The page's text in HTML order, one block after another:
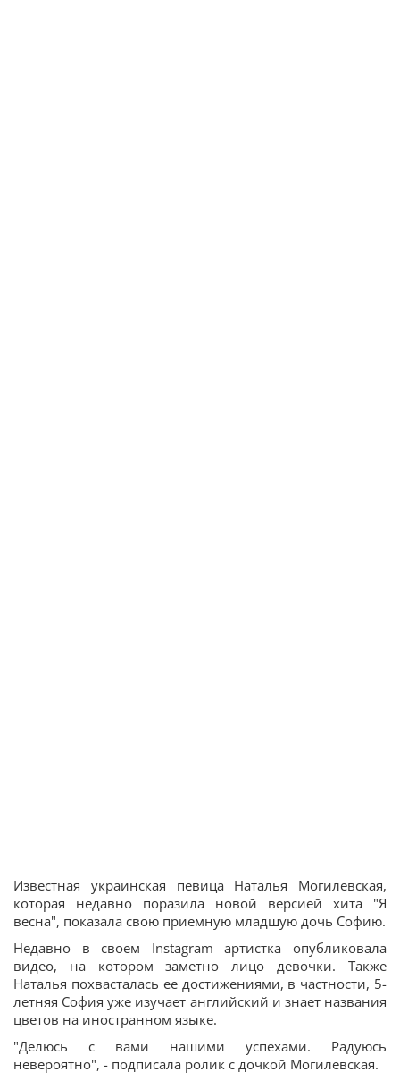
Известная украинская певица Наталья Могилевская,
которая недавно поразила новой версией хита "Я
весна", показала свою приемную младшую дочь Софию.
Недавно в своем Instagram артистка опубликовала
видео, на котором заметно лицо девочки. Также
Наталья похвасталась ее достижениями, в частности, 5-
летняя София уже изучает английский и знает названия
цветов на иностранном языке.
"Делюсь с вами нашими успехами. Радуюсь
невероятно", - подписала ролик с дочкой Могилевская.